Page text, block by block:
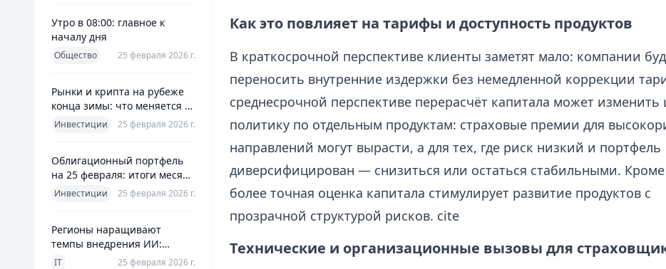
Утро в 08:00: главное к
началу дня
Общество 25 февраля 2026 г.
Рынки и крипта на рубеже
конца зимы: что меняется к
25 февраля 2026
Инвестиции 25 февраля 2026 г.
Облигационный портфель
на 25 февраля: итоги месяца
и планы на март
Инвестиции 25 февраля 2026 г.
Регионы наращивают
темпы внедрения ИИ:
главное из отраслевого
IT 25 февраля 2026 г.
Как это повлияет на тарифы и доступность продуктов
В краткосрочной перспективе клиенты заметят мало: компании
переносить внутренние издержки без немедленной коррекции
среднесрочной перспективе перерасчёт капитала может изменить
политику по отдельным продуктам: страховые премии для
направлений могут вырасти, а для тех, где риск низкий и портфель
диверсифицирован — снизиться или остаться стабильными. Кроме
более точная оценка капитала стимулирует развитие продуктов с
прозрачной структурой рисков. cite
Технические и организационные вызовы для